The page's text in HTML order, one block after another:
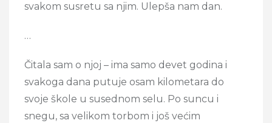
svakom susretu sa njim. Ulepša nam dan.
…
Čitala sam o njoj – ima samo devet godina i
svakoga dana putuje osam kilometara do
svoje škole u susednom selu. Po suncu i
snegu, sa velikom torbom i još većim